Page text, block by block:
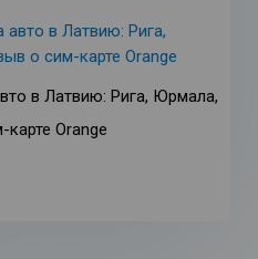
в Латвию: Рига, Юрмала,
Orange